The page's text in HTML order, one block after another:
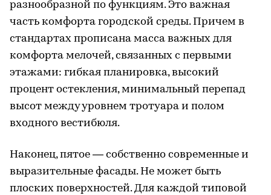
разнообразной по функциям. Это важная
часть комфорта городской среды. Причем в
стандартах прописана масса важных для
комфорта мелочей, связанных с первыми
этажами: гибкая планировка, высокий
процент остекления, минимальный перепад
высот между уровнем тротуара и полом
входного вестибюля.
Наконец, пятое — собственно современные и
выразительные фасады. Не может быть
плоских поверхностей. Для каждой типовой